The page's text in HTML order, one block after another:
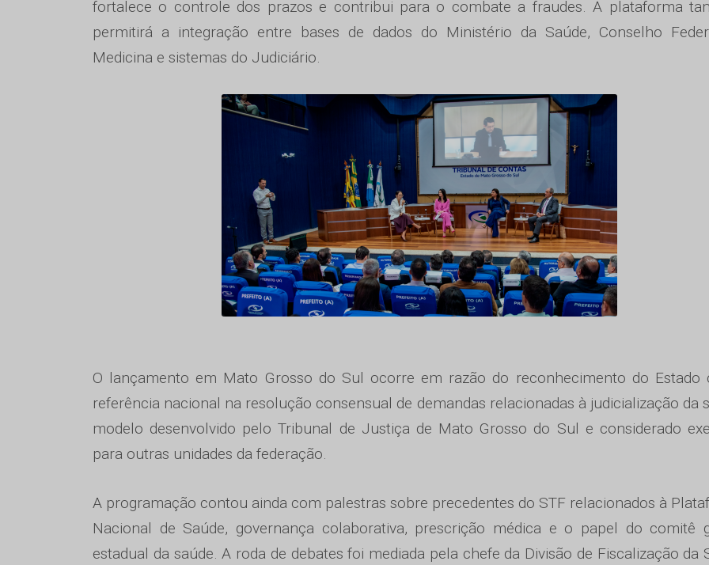
fortalece o controle dos prazos e contribui para o combate a fraudes. A plataforma
permitirá a integração entre bases de dados do Ministério da Saúde, Conselho
Medicina e sistemas do Judiciário.
O lançamento em Mato Grosso do Sul ocorre em razão do reconhecimento do Estado
referência nacional na resolução consensual de demandas relacionadas à judicialização da
modelo desenvolvido pelo Tribunal de Justiça de Mato Grosso do Sul e considerado
para outras unidades da federação.
A programação contou ainda com palestras sobre precedentes do STF relacionados à
Nacional de Saúde, governança colaborativa, prescrição médica e o papel do comitê
estadual da saúde. A roda de debates foi mediada pela chefe da Divisão de Fiscalização da